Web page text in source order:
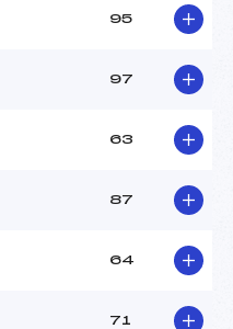
95
97
63
87
64
71